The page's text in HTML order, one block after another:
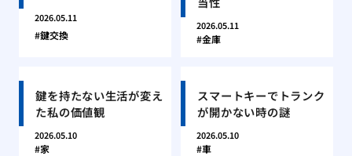
2026.05.11
鍵交換
2026.05.11
金庫
鍵を持たない生活が変え
た私の価値観
2026.05.10
家
スマートキーでトランク
が開かない時の謎
2026.05.10
車